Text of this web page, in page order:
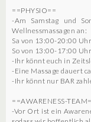
==PHYSIO==
-Am Samstag und
Wellnessmassagen an:
Sa von 13:00-20:00 Uhr
So von 13:00-17:00 Uhr
-Ihr könnt euch in
-Eine Massage dauert
-Ihr könnt nur BAR
==AWARENESS-
-Vor Ort ist ein